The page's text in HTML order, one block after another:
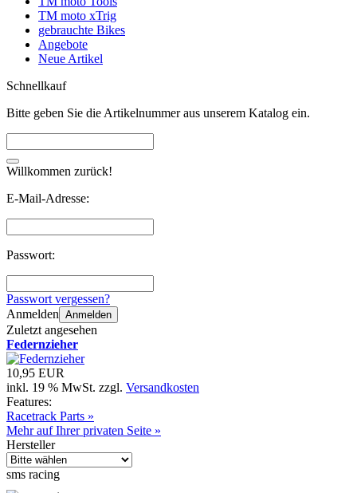
TM moto xTrig
gebrauchte Bikes
Angebote
Neue Artikel
Schnellkauf
Bitte geben Sie die Artikelnummer aus unserem Katalog ein.
Willkommen zurück!
E-Mail-Adresse:
Passwort:
Passwort vergessen?
Anmelden Anmelden
Zuletzt angesehen
Federnzieher
10,95 EUR
inkl. 19 % MwSt. zzgl. Versandkosten
Features:
Racetrack Parts »
Mehr auf Ihrer privaten Seite »
Hersteller
sms racing